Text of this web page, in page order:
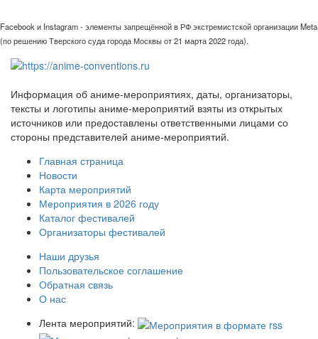
Facebook и Instagram - элементы запрещённой в РФ экстремистской организации Meta
(по решению Тверского суда города Москвы от 21 марта 2022 года).
Информация об аниме-мероприятиях, даты, организаторы,
тексты и логотипы аниме-мероприятий взяты из открытых
источников или предоставлены ответственными лицами со
стороны представителей аниме-мероприятий.
Главная страница
Новости
Карта мероприятий
Мероприятия в 2026 году
Каталог фестивалей
Организаторы фестивалей
Наши друзья
Пользовательское соглашение
Обратная связь
О нас
Лента мероприятий: